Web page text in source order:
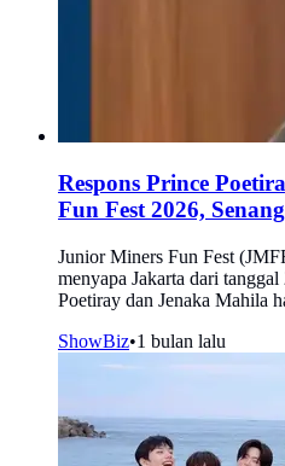
Respons Prince
Fun Fest 2026,
Junior Miners Fun Fest
menyapa Jakarta dari
Poetiray dan Jenaka Mahila
ShowBiz•1 bulan lalu